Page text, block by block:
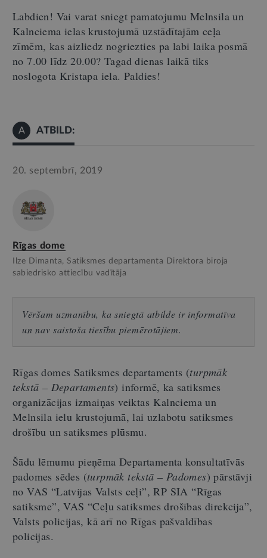
Labdien! Vai varat sniegt pamatojumu Melnsila un
Kalnciema ielas krustojumā uzstādītajām ceļa
zīmēm, kas aizliedz nogriezties pa labi laika posmā
no 7.00 līdz 20.00? Tagad dienas laikā tiks
noslogota Kristapa iela. Paldies!
A ATBILD:
20. septembrī, 2019
Rīgas dome
Ilze Dimanta, Satiksmes departamenta Direktora biroja
sabiedrisko attiecību vadītāja
Vēršam uzmanību, ka sniegtā atbilde ir informatīva
un nav saistoša tiesību piemērotājiem.
Rīgas domes Satiksmes departaments (turpmāk
tekstā – Departaments) informē, ka satiksmes
organizācijas izmaiņas veiktas Kalnciema un
Melnsila ielu krustojumā, lai uzlabotu satiksmes
drošību un satiksmes plūsmu.
Šādu lēmumu pieņēma Departamenta konsultatīvās
padomes sēdes (turpmāk tekstā – Padomes) pārstāvji
no VAS “Latvijas Valsts ceļi”, RP SIA “Rīgas
satiksme”, VAS “Ceļu satiksmes drošības direkcija”,
Valsts policijas, kā arī no Rīgas pašvaldības
policijas.